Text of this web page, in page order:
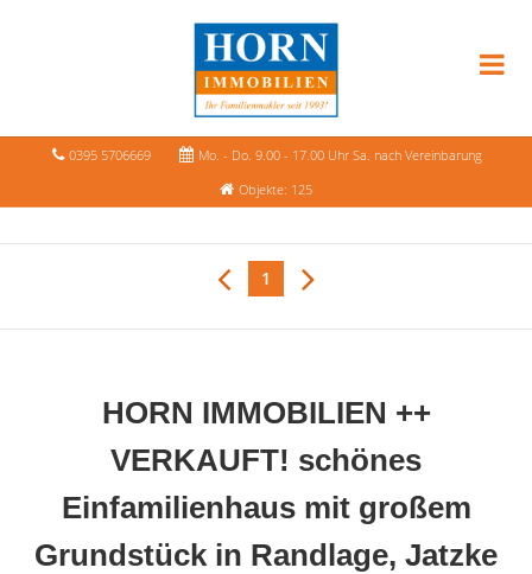
0395 5706669
Mo. - Do. 9.00 - 17.00 Uhr Sa. nach Vereinbarung
Objekte: 125
1
HORN IMMOBILIEN ++
VERKAUFT! schönes
Einfamilienhaus mit großem
Grundstück in Randlage, Jatzke